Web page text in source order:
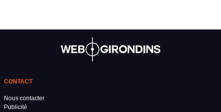
CONTACT
Nous contacter
Publicité